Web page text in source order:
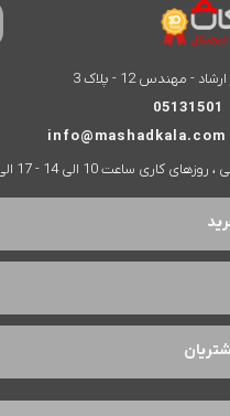
- مهندس 12 - پلاک 3
05131501
info@mashadkala.com
کاری ساعت 10 الی 14 - 17 الی 20